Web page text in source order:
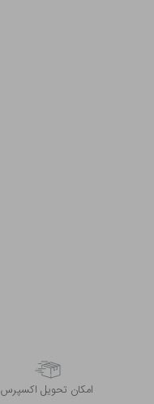
اﻣﮑﺎن ﺗﺤﻮﯾﻞ اﮐﺴﭙﺮس